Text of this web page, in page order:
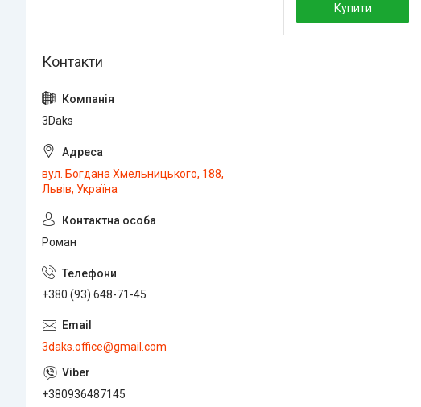
Купити
3Daks
вул. Богдана Хмельницького, 188,
Львів, Україна
Роман
+380 (93) 648-71-45
3daks.office@gmail.com
+380936487145